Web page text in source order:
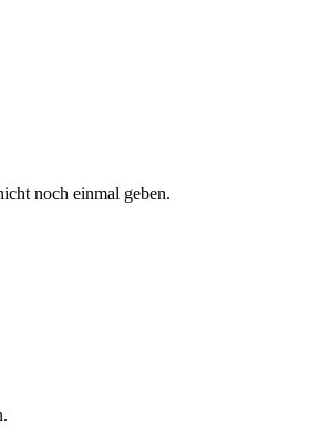
noch einmal geben.